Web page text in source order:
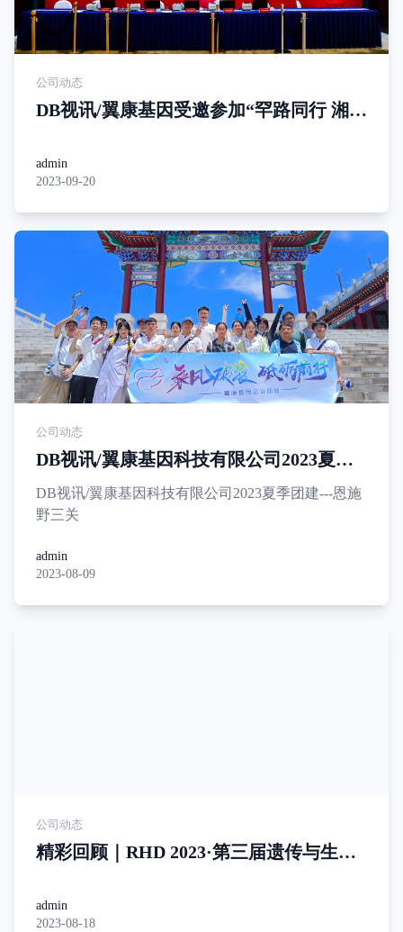
公司动态
DB视讯/翼康基因受邀参加“罕路同行 湘约
admin
2023-09-20
公司动态
DB视讯/翼康基因科技有限公司2023夏季
团建
DB视讯/翼康基因科技有限公司2023夏季团建---恩施
野三关
admin
2023-08-09
公司动态
精彩回顾｜RHD 2023·第三届遗传与生殖
admin
2023-08-18